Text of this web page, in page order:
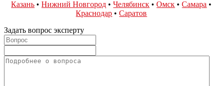
Казань •Нижний Новгород •Челябинск •Омск •Самара •
Краснодар •Саратов
Задать вопрос эксперту